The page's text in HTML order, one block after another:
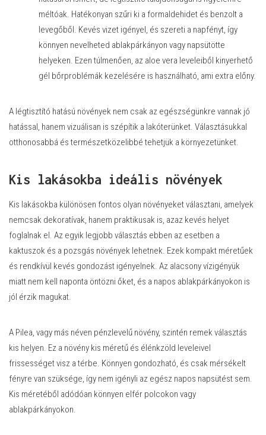
méltóak. Hatékonyan szűri ki a formaldehidet és benzolt a
levegőből. Kevés vizet igényel, és szereti a napfényt, így
könnyen nevelheted ablakpárkányon vagy napsütötte
helyeken. Ezen túlmenően, az aloe vera leveleiből kinyerhető
gél bőrproblémák kezelésére is használható, ami extra előny.
A légtisztító hatású növények nem csak az egészségünkre vannak jó
hatással, hanem vizuálisan is szépítik a lakóterünket. Választásukkal
otthonosabbá és természetközelibbé tehetjük a környezetünket.
Kis lakásokba ideális növények
Kis lakásokba különösen fontos olyan növényeket választani, amelyek
nemcsak dekoratívak, hanem praktikusak is, azaz kevés helyet
foglalnak el. Az egyik legjobb választás ebben az esetben a
kaktuszok és a pozsgás növények lehetnek. Ezek kompakt méretűek
és rendkívül kevés gondozást igényelnek. Az alacsony vízigényük
miatt nem kell naponta öntözni őket, és a napos ablakpárkányokon is
jól érzik magukat.
A Pilea, vagy más néven pénzlevelű növény, szintén remek választás
kis helyen. Ez a növény kis méretű és élénkzöld leveleivel
frissességet visz a térbe. Könnyen gondozható, és csak mérsékelt
fényre van szüksége, így nem igényli az egész napos napsütést sem.
Kis méretéből adódóan könnyen elfér polcokon vagy
ablakpárkányokon.